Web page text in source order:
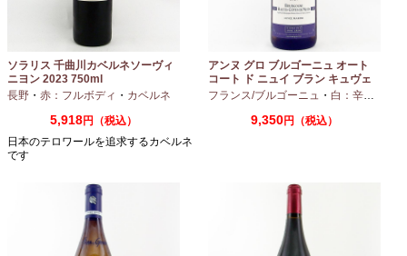
ソラリス 千曲川カベルネソーヴィ
ニヨン 2023 750ml
長野 ・ 赤：フルボディ ・ カベルネ
5,918円（税込）
日本のテロワールを追求するカベルネ
です
アンヌ グロ ブルゴーニュ オート
コート ド ニュイ ブラン キュヴェ
マリーヌ 2024 750ml
フランス/ブルゴーニュ ・ 白：辛口
9,350円（税込）